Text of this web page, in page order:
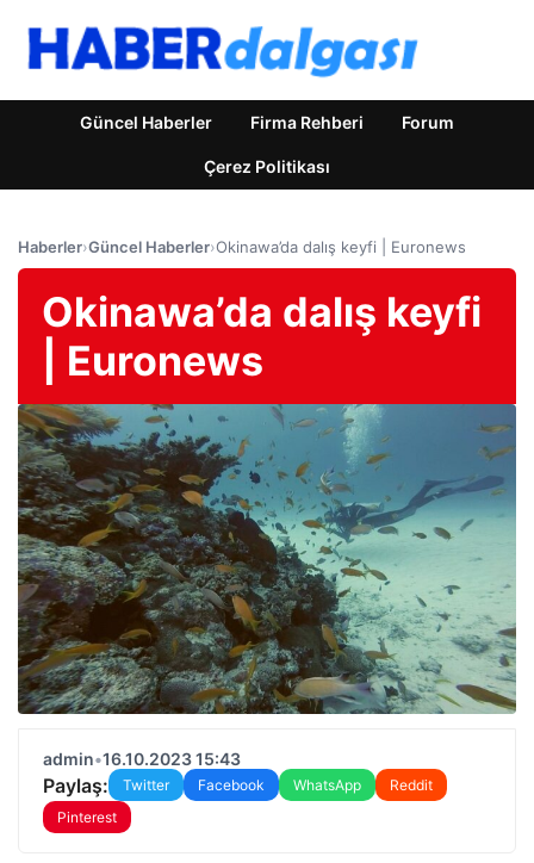
Güncel Haberler Firma Rehberi Forum
Çerez Politikası
Haberler›Güncel Haberler›Okinawa’da dalış keyfi | Euronews
Okinawa’da dalış keyfi
| Euronews
admin•16.10.2023 15:43
Paylaş: Twitter Facebook WhatsApp
Reddit
Pinterest